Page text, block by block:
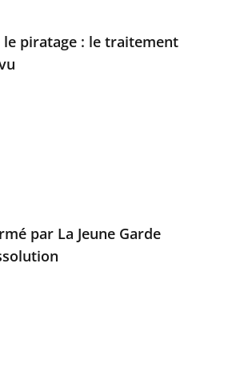
piratage : le traitement
par La Jeune Garde